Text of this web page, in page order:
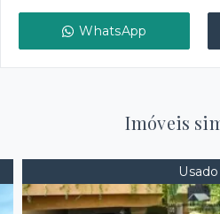
WhatsApp
Imóveis
Usado